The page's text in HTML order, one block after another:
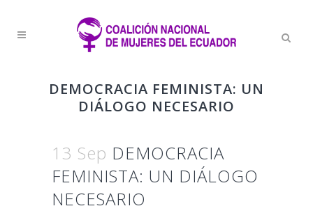
DEMOCRACIA FEMINISTA: UN
DIÁLOGO NECESARIO
13 Sep DEMOCRACIA
FEMINISTA: UN DIÁLOGO
NECESARIO